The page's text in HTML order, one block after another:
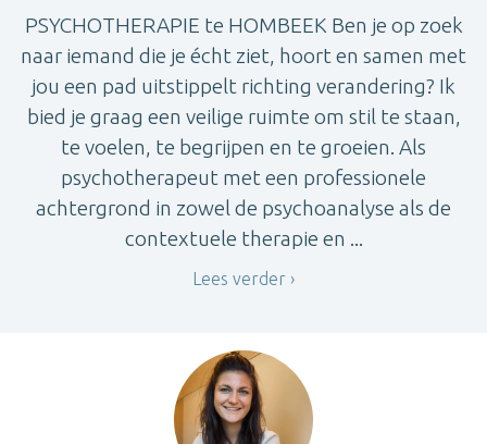
PSYCHOTHERAPIE te HOMBEEK Ben je op zoek
naar iemand die je écht ziet, hoort en samen met
jou een pad uitstippelt richting verandering? Ik
bied je graag een veilige ruimte om stil te staan,
te voelen, te begrijpen en te groeien. Als
psychotherapeut met een professionele
achtergrond in zowel de psychoanalyse als de
contextuele therapie en ...
Lees verder